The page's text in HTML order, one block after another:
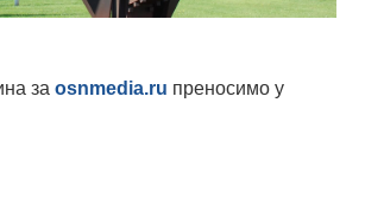
за osnmedia.ru преносимо у